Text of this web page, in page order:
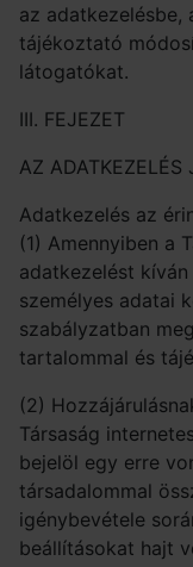
az adatkezelésbe,
tájékoztató
látogatókat.
III. FEJEZET
AZ ADATKEZELÉS
Adatkezelés az
(1) Amennyiben a
adatkezelést
személyes adatai
szabályzatban
tartalommal és
(2)
Társaság
bejelöl egy erre
társadalommal
igénybevétele
beállításokat hajt